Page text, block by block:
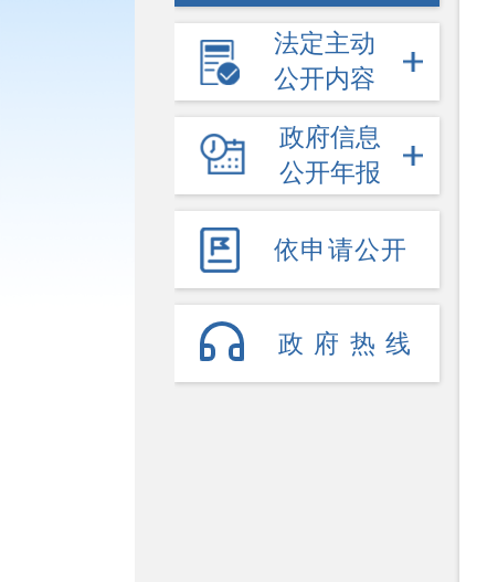
法定主动
公开内容
政府信息
公开年报
依申请公开
政府热线